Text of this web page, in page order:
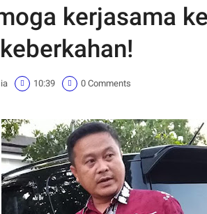
kerjasama
10:39 0 Comments